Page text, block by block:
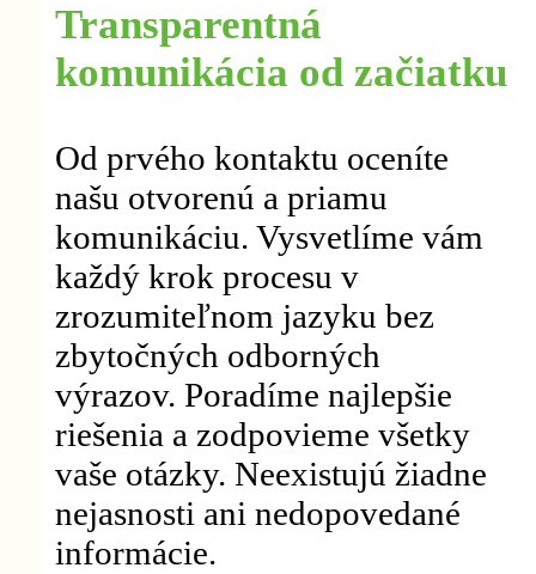
Transparentná
komunikácia od začiatku
Od prvého kontaktu oceníte
našu otvorenú a priamu
komunikáciu. Vysvetlíme vám
každý krok procesu v
zrozumiteľnom jazyku bez
zbytočných odborných
výrazov. Poradíme najlepšie
riešenia a zodpovieme všetky
vaše otázky. Neexistujú žiadne
nejasnosti ani nedopovedané
informácie.